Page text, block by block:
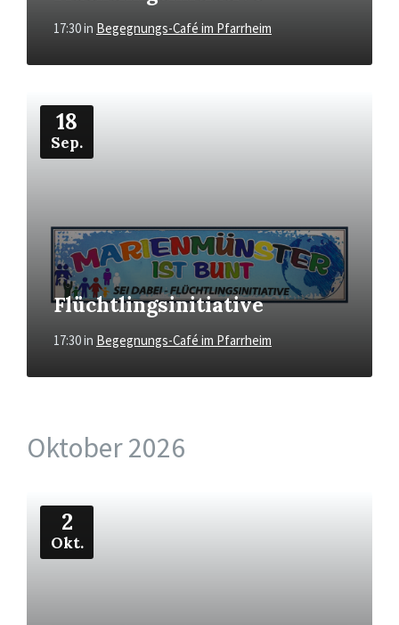
17:30in Begegnungs-Café im Pfarrheim
18
Sep.
Flüchtlingsinitiative
17:30in Begegnungs-Café im Pfarrheim
Oktober 2026
2
Okt.